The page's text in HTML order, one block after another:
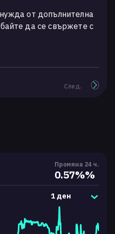
от допълнителна
да се свържете с
След.
Промяна 24 ч.
0.57%%
1 ден